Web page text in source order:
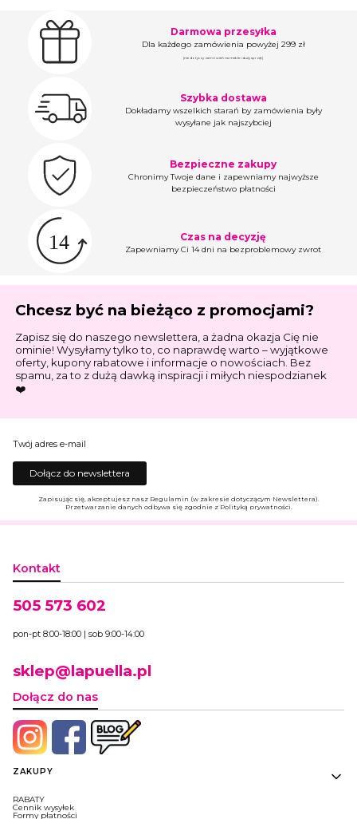
Darmowa przesyłka
Dla każdego zamówienia powyżej 299 zł
(nie dotyczy zamówień na meble i duży sprzęt)
Szybka dostawa
Dokładamy wszelkich starań by zamówienia były
wysyłane jak najszybciej
Bezpieczne zakupy
Chronimy Twoje dane i zapewniamy najwyższe
bezpieczeństwo płatności
Czas na decyzję
Zapewniamy Ci 14 dni na bezproblemowy zwrot
Chcesz być na bieżąco z promocjami?
Zapisz się do naszego newslettera, a żadna okazja Cię nie
ominie! Wysyłamy tylko to, co naprawdę warto – wyjątkowe
oferty, kupony rabatowe i informacje o nowościach. Bez
spamu, za to z dużą dawką inspiracji i miłych niespodzianek
❤️
Twój adres e-mail
Dołącz do newslettera
Zapisując się, akceptujesz nasz Regulamin (w zakresie dotyczącym Newslettera).
Przetwarzanie danych odbywa się zgodnie z Polityką prywatności.
Kontakt
505 573 602
pon-pt 8:00-18:00 | sob 9:00-14:00
sklep@lapuella.pl
Dołącz do nas
Linki w stopce
ZAKUPY
RABATY
Cennik wysyłek
Formy płatności